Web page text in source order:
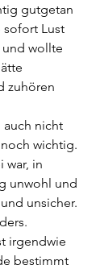
gutgetan
sofort Lust
wollte
zuhören
auch nicht
wichtig.
war, in
unwohl und
unsicher.
irgendwie
bestimmt